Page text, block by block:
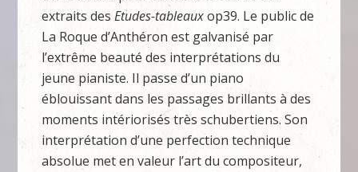
extraits des Etudes-tableauxop39. Le public de
La Roque d’Anthéron est galvanisé par
l’extrême beauté des interprétations du
jeune pianiste. Il passe d’un piano
éblouissant dans les passages brillants à des
moments intériorisés très schubertiens. Son
interprétation d’une perfection technique
absolue met en valeur l’art du compositeur,